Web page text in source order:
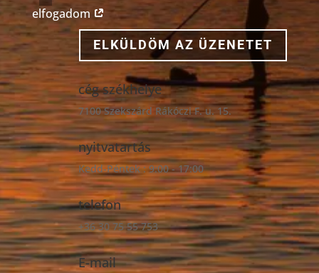
elfogadom
ELKÜLDÖM AZ ÜZENETET
cég székhelye
7100 Szekszárd Rákóczi F. u. 15.
nyitvatartás
Kedd-Péntek : 9:00 - 17:00
telefon
+36 30 75 55 753
E-mail